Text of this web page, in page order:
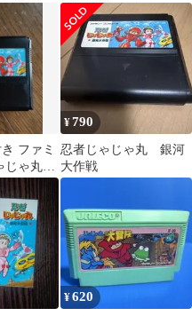
書付き
ンソフト
ファミ
ゃ丸く
ゃ丸 銀河
¥790
忍者じゃじゃ丸 銀河
大作戦
¥620